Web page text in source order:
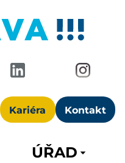
Kariéra Kontakt
ÚŘAD